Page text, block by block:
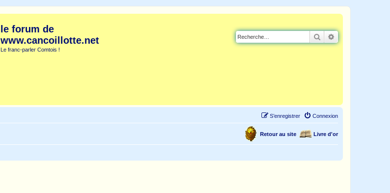
le forum de
www.cancoillotte.net
Le franc-parler Comtois !
Rechercher
Connexion
S’enregistrer
Livre d'or
Retour au site